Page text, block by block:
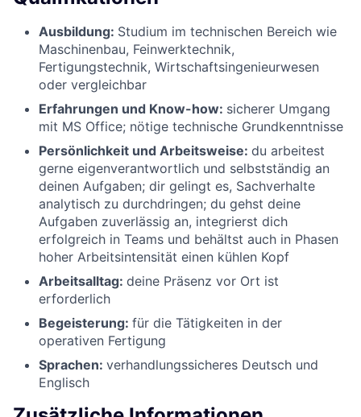
Ausbildung: Studium im technischen Bereich wie
Maschinenbau, Feinwerktechnik,
Fertigungstechnik, Wirtschaftsingenieurwesen
oder vergleichbar
Erfahrungen und Know-how: sicherer Umgang
mit MS Office; nötige technische Grundkenntnisse
Persönlichkeit und Arbeitsweise: du arbeitest
gerne eigenverantwortlich und selbstständig an
deinen Aufgaben; dir gelingt es, Sachverhalte
analytisch zu durchdringen; du gehst deine
Aufgaben zuverlässig an, integrierst dich
erfolgreich in Teams und behältst auch in Phasen
hoher Arbeitsintensität einen kühlen Kopf
Arbeitsalltag: deine Präsenz vor Ort ist
erforderlich
Begeisterung: für die Tätigkeiten in der
operativen Fertigung
Sprachen: verhandlungssicheres Deutsch und
Englisch